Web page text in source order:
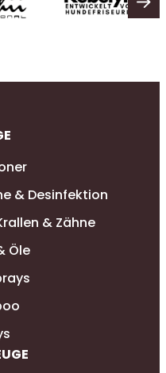
& Desinfektion
& Zähne
Öle